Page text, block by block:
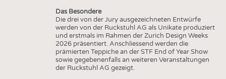
Das Besondere
Die drei von der Jury ausgezeichneten Entwürfe
werden von der Ruckstuhl AG als Unikate produziert
und erstmals im Rahmen der Zurich Design Weeks
2026 präsentiert. Anschliessend werden die
prämierten Teppiche an der STF End of Year Show
sowie gegebenenfalls an weiteren Veranstaltungen
der Ruckstuhl AG gezeigt.